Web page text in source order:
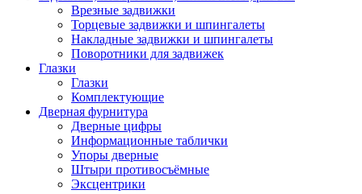
Врезные задвижки
Торцевые задвижки и шпингалеты
Накладные задвижки и шпингалеты
Поворотники для задвижек
Глазки
Глазки
Комплектующие
Дверная фурнитура
Дверные цифры
Информационные таблички
Упоры дверные
Штыри противосъёмные
Эксцентрики